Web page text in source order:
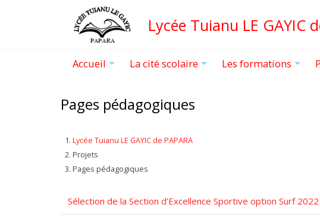
Lycée Tuianu LE GAYIC
Accueil La cité scolaire Les formations
Pages pédagogiques
Lycée Tuianu LE GAYIC de PAPARA
Projets
Pages pédagogiques
Sélection de la Section d'Excellence Sportive option Surf 2022